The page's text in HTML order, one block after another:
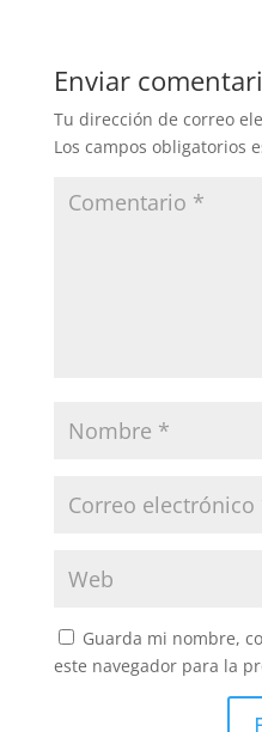
Enviar
Tu dirección de correo
Los campos obligatorios
Guarda mi nombre,
este navegador para la